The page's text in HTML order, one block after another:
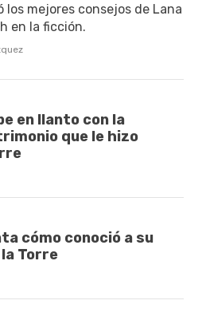
mejores consejos de Lana
en la ficción.
en llanto con la
que le hizo
cómo conoció a su
Torre